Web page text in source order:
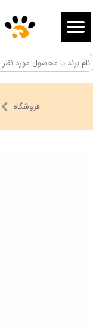
حساب کاربری من
تغییر گذر واژه
سفارشات
خروج از حساب کاربری
فروشگاه